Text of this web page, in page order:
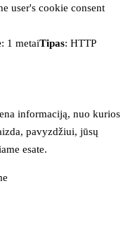
user's cookie consent
: 1 metaiTipas: HTTP
informaciją, nuo kurios
pavyzdžiui, jūsų
esate.